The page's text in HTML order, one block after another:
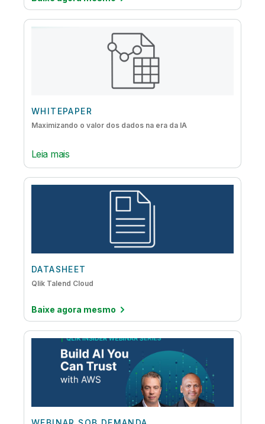
WHITEPAPER
Maximizando o valor dos dados na era da IA
Leia mais
DATASHEET
Qlik Talend Cloud
Baixe agora mesmo